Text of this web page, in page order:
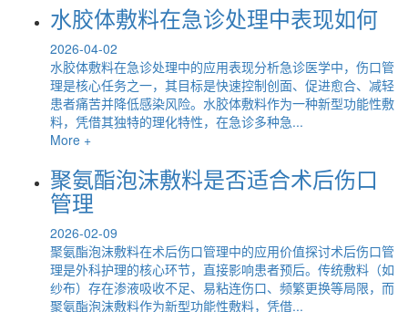
水胶体敷料在急诊处理中表现如何
2026-04-02
水胶体敷料在急诊处理中的应用表现分析急诊医学中，伤口管
理是核心任务之一，其目标是快速控制创面、促进愈合、减轻
患者痛苦并降低感染风险。水胶体敷料作为一种新型功能性敷
料，凭借其独特的理化特性，在急诊多种急...
More +
聚氨酯泡沫敷料是否适合术后伤口
管理
2026-02-09
聚氨酯泡沫敷料在术后伤口管理中的应用价值探讨术后伤口管
理是外科护理的核心环节，直接影响患者预后。传统敷料（如
纱布）存在渗液吸收不足、易粘连伤口、频繁更换等局限，而
聚氨酯泡沫敷料作为新型功能性敷料，凭借...